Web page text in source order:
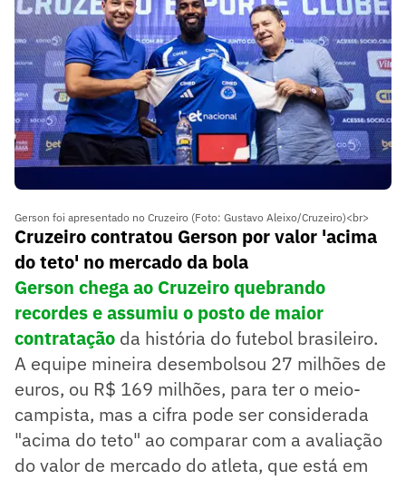
Gerson foi apresentado no Cruzeiro (Foto: Gustavo Aleixo/Cruzeiro)<br>
Cruzeiro contratou Gerson por valor 'acima
do teto' no mercado da bola
Gerson chega ao Cruzeiro quebrando
recordes e assumiu o posto de maior
contratação da história do futebol brasileiro.
A equipe mineira desembolsou 27 milhões de
euros, ou R$ 169 milhões, para ter o meio-
campista, mas a cifra pode ser considerada
"acima do teto" ao comparar com a avaliação
do valor de mercado do atleta, que está em